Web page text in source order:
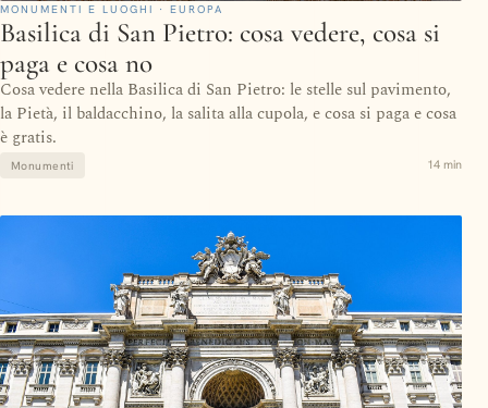
MONUMENTI E LUOGHI · EUROPA
Basilica di San Pietro: cosa vedere, cosa si
paga e cosa no
Cosa vedere nella Basilica di San Pietro: le stelle sul pavimento,
la Pietà, il baldacchino, la salita alla cupola, e cosa si paga e cosa
è gratis.
Monumenti 14 min